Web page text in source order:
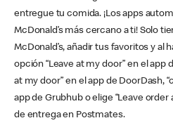
entregue tu comida. ¡Los apps
McDonald’s más cercano a ti! Solo
McDonald’s, añadir tus favoritos y al
opción “Leave at my door” en el app
at my door” en el app de DoorDash,
app de Grubhub o elige “Leave
de entrega en Postmates.